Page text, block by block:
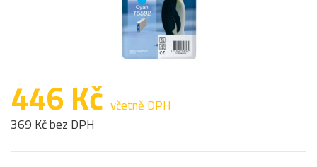
446 Kč včetně DPH
369 Kč bez DPH